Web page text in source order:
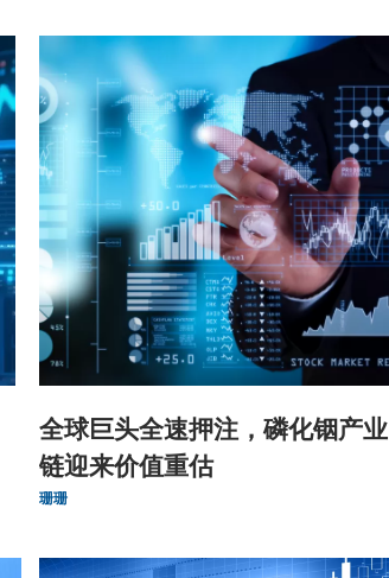
全球巨头全速押注，磷化铟产业
链迎来价值重估
珊珊